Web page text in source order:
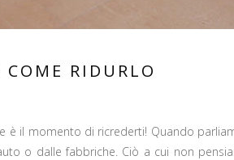
RIDURLO
è il momento di ricrederti! Quando
o dalle fabbriche. Ciò a cui non